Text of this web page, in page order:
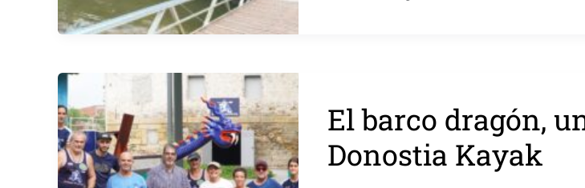
El barco dragón,
Donostia Kayak